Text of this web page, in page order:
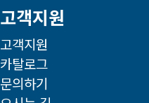
고객지원
고객지원
카탈로그
문의하기